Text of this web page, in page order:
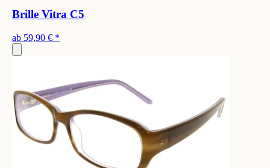
Brille Vitra C5
ab 59,90 € *